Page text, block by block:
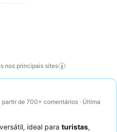
nos principais sites
de 700+ comentários · Última
ideal para turistas,